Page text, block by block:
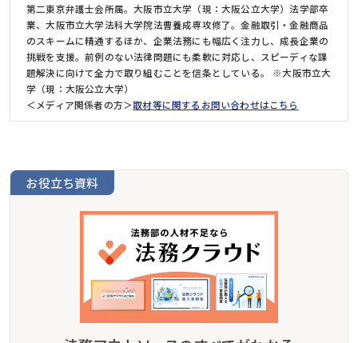
第二東京弁護士会所属。大阪市立大学（現：大阪公立大学）法学部卒
業、大阪市立大学法科大学院法曹養成専攻修了。金融取引・金融商品
のスキームに精通するほか、企業法務にも幅広く注力し、成長企業の
挑戦を支援。前例のない法律問題にも柔軟に対応し、スピーディな課
題解決に向けて全力で取り組むことを信条としている。 ※大阪市立大
学（現：大阪公立大学）
＜メディア関係者の方＞取材等に関するお問い合わせはこちら
お役立ち資料